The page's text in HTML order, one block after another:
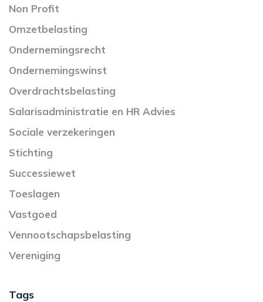
Non Profit
Omzetbelasting
Ondernemingsrecht
Ondernemingswinst
Overdrachtsbelasting
Salarisadministratie en HR Advies
Sociale verzekeringen
Stichting
Successiewet
Toeslagen
Vastgoed
Vennootschapsbelasting
Vereniging
Tags